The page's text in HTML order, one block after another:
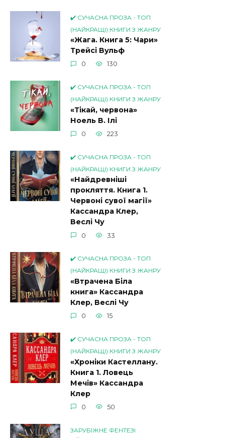
✔️ СУЧАСНА ПРОЗА - ТОП
(НАЙКРАЩІ) КНИГИ З ЖАНРУ
«Жага. Книга 5: Чари»
Трейсі Вульф
0 130
✔️ СУЧАСНА ПРОЗА - ТОП
(НАЙКРАЩІ) КНИГИ З ЖАНРУ
«Тікай, червона»
Ноель В. Ілі
0 223
✔️ СУЧАСНА ПРОЗА - ТОП
(НАЙКРАЩІ) КНИГИ З ЖАНРУ
«Найдревніші
прокляття. Книга 1.
Червоні сувої магії»
Кассандра Клер,
Веслі Чу
0 33
✔️ СУЧАСНА ПРОЗА - ТОП
(НАЙКРАЩІ) КНИГИ З ЖАНРУ
«Втрачена Біла
книга» Кассандра
Клер, Веслі Чу
0 15
✔️ СУЧАСНА ПРОЗА - ТОП
(НАЙКРАЩІ) КНИГИ З ЖАНРУ
«Хроніки Кастеллану.
Книга 1. Ловець
Мечів» Кассандра
Клер
0 50
ЗАРУБІЖНЕ ФЕНТЕЗІ